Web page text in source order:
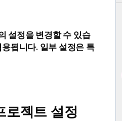
설정을 변경할 수 있습
됩니다. 일부 설정은 특
로젝트 설정